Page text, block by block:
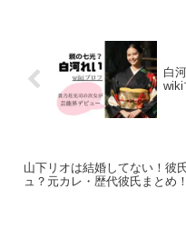
白
wiki
山下リオは結婚してない！彼
ュ？元カレ・歴代彼氏まとめ！